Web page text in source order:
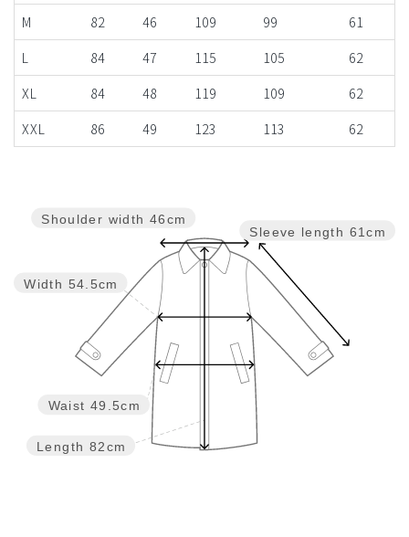
M
82 46 109 99
61
L
84 47 115 105
62
XL
84 48 119 109
62
XXL
86 49 123 113 62
Sleeve length 61cm
Length 82cm
Waist 49.5cm
Width 54.5cm
Shoulder width 46cm